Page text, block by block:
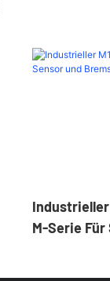
M-Serie Für